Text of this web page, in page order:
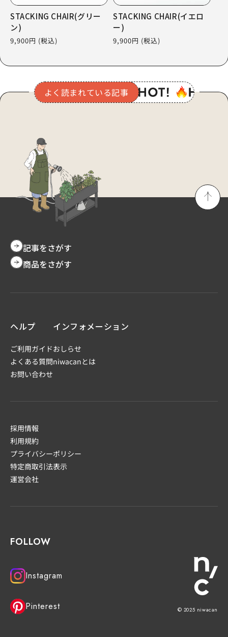
STACKING CHAIR(グリー
ン)
通
9,900円 (税込)
STACKING CHAIR(イエロ
ー)
通
9,900円 (税込)
よく読まれている記事
記事をさがす
商品をさがす
ヘルプ
ご利用ガイド
よくある質問
お問い合わせ
インフォメーション
おしらせ
niwacanとは
採用情報
利用規約
プライバシーポリシー
特定商取引法表示
運営会社
FOLLOW
Instagram
Pinterest © 2025 niwacan